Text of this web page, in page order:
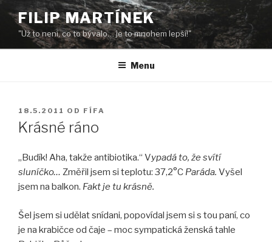
Přejít
obsahu
webu
FILIP MARTÍNEK
"Už to není, co to bývalo… je to mnohem lepší!"
Menu
PUBLIKOVÁNO
18.5.2011 OD FÍFA
Krásné ráno
„Budík! Aha, takže antibiotika.“ Vypadá to, že svítí
sluníčko… Změřil jsem si teplotu: 37,2°C Paráda. Vyšel
jsem na balkon. Fakt je tu krásně.
Šel jsem si udělat snídani, popovídal jsem si s tou paní, co
je na krabičce od čaje – moc sympatická ženská tahle